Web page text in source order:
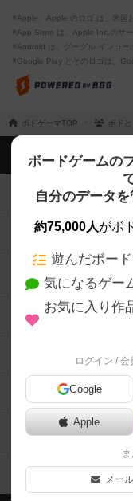
※Apple、Apple のロゴ は、米国
※App Store は、Apple Inc.のサー
※Android は、グーグル インコー
※Google Play とそのロゴは、
ボドゲーマTOP ボド
ボードゲームの
自分のデータ
約75,000人がボ
遊んだボー
気になるゲー
お気に入り作
ログイン / 会
Google
Apple
メー
ボドゲーマTOP
ボードゲームを検
ボードゲームの
ボードゲーム会情報
メカニクス特集
掲示板・トピック
ボドとも・会員一
ボードゲーム業界
ボドゲーマご利用